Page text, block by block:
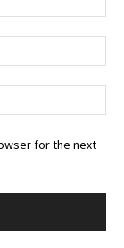
for the next